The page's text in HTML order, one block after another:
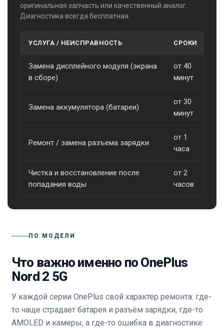
оригинальная запчасть или качественный аналог.
Диагностика всегда бесплатная.
УСЛУГА / НЕИСПРАВНОСТЬ СРОКИ
Замена дисплейного модуля (экрана
в сборе)
от 40
минут
Замена аккумулятора (батареи)
от 30
минут
Ремонт / замена разъема зарядки
от 1
часа
Чистка и восстановление после
попадания воды
от 2
часов
ПО МОДЕЛИ
Что важно именно по OnePlus
Nord 2 5G
У каждой серии OnePlus свой характер ремонта: где-
то чаще страдает батарея и разъём зарядки, где-то
AMOLED и камеры, а где-то ошибка в диагностике